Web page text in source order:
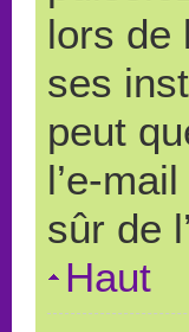
lors de
ses
peut
l’e-
sûr de
Haut